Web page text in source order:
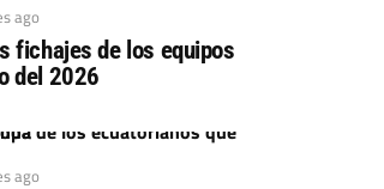
ago
fichajes de los equipos
del 2026
ago